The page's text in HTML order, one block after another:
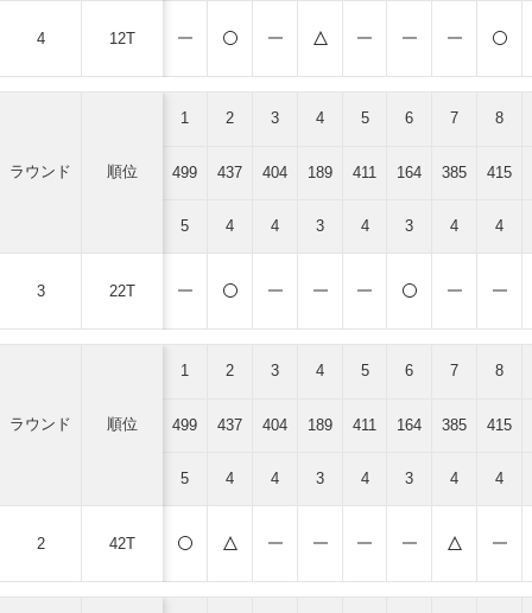
4 12T
ラウンド 順位
3 22T
1 2 3 4 5 6 7 8
499 437 404 189 411 164 385 415
5 4 4 3 4 3 4 4
ラウンド 順位
2 42T
1 2 3 4 5 6 7 8
499 437 404 189 411 164 385 415
5 4 4 3 4 3 4 4